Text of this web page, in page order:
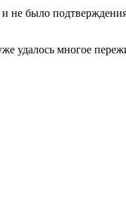
не было
удалось многое